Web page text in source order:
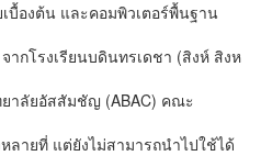
บื้องต้น และคอมพิวเตอร์พื้นฐาน
ากโรงเรียนบดินทรเดชา (สิงห์ สิงห
าลัยอัสสัมชัญ (ABAC) คณะ
ลายที่ แต่ยังไม่สามารถนำไปใช้ได้